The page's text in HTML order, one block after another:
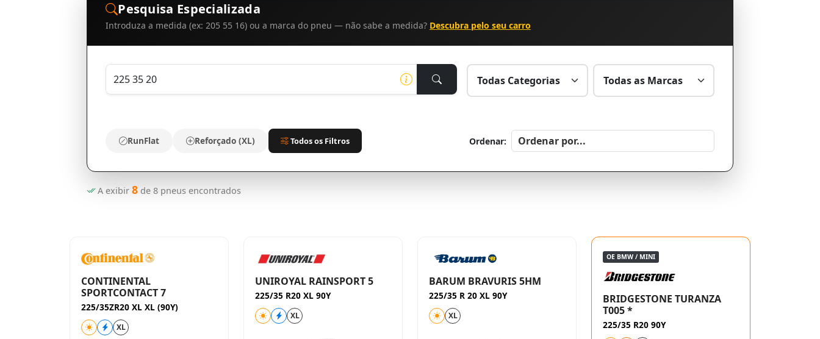
Pesquisa Especializada
Introduza a medida (ex: 205 55 16) ou a marca do pneu — não sabe a medida? Descubra pelo seu carro
RunFlat Reforçado (XL) Todos os Filtros Ordenar:
A exibir 8de 8pneus encontrados
CONTINENTAL
SPORTCONTACT 7
225/35ZR20 XL XL (90Y)
XL
UNIROYAL RAINSPORT 5
225/35 R20 XL 90Y
XL
BARUM BRAVURIS 5HM
225/35 R 20 XL 90Y
XL
OE BMW / MINI
BRIDGESTONE TURANZA
T005 *
225/35 R20 90Y